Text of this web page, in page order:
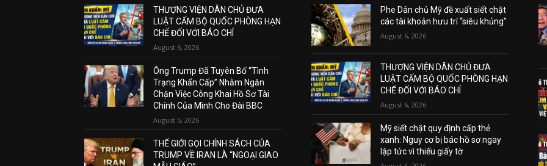
THƯỢNG VIỆN DÂN CHỦ ĐƯA
LUẬT CẤM BỘ QUỐC PHÒNG HẠN
CHẾ ĐỐI VỚI BÁO CHÍ
August 6, 2026
Ông Trump Đã Tuyên Bố “Tình
Trạng Khẩn Cấp” Nhằm Ngăn
Chặn Việc Công Khai Hồ Sơ Tài
Chính Của Mình Cho Đài BBC
August 5, 2026
THẾ GIỚI GỌI CHÍNH SÁCH CỦA
TRUMP VỀ IRAN LÀ “NGOẠI GIAO
Phe Dân chủ Mỹ đề xuất siết chặt
các tài khoản hưu trí “siêu khủng”
August 6, 2026
THƯỢNG VIỆN DÂN CHỦ ĐƯA
LUẬT CẤM BỘ QUỐC PHÒNG HẠN
CHẾ ĐỐI VỚI BÁO CHÍ
August 6, 2026
Mỹ siết chặt quy định cấp thẻ
xanh: Nguy cơ bị bác hồ sơ ngay
lập tức vì thiếu giấy tờ